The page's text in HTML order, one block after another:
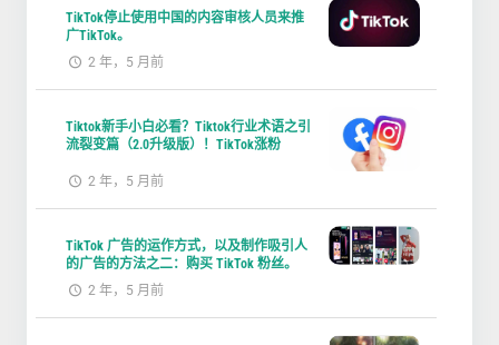
TikTok停止使用中国的内容审核人员来推
广TikTok。
2 年，5 月前
Tiktok新手小白必看？Tiktok行业术语之引
流裂变篇（2.0升级版）！TikTok涨粉
2 年，5 月前
TikTok 广告的运作方式，以及制作吸引人
的广告的方法之二：购买 TikTok 粉丝。
2 年，5 月前